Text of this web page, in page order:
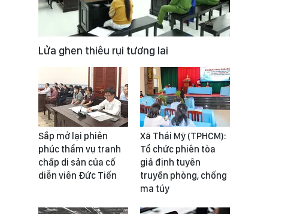
Lửa ghen thiêu rụi tương lai
Sắp mở lại phiên
phúc thẩm vụ tranh
chấp di sản của cố
diễn viên Đức Tiến
Xã Thái Mỹ (TPHCM):
Tổ chức phiên tòa
giả định tuyên
truyền phòng, chống
ma túy